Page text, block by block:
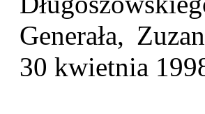
Generała,
30 kwietnia